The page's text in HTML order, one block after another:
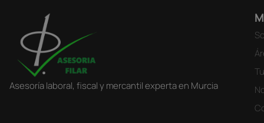
Asesoría laboral, fiscal y mercantil experta en Murcia